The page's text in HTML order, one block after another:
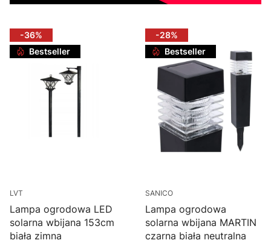
-36%
Bestseller
LVT
Lampa ogrodowa LED
solarna wbijana 153cm
biała zimna
-28%
Bestseller
SANICO
Lampa ogrodowa
solarna wbijana MARTIN
czarna biała neutralna